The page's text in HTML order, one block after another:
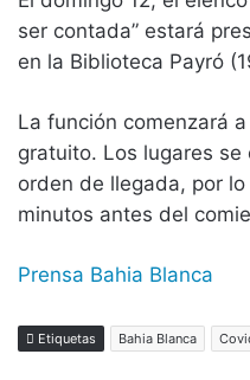
ser contada” estará
en la Biblioteca Payró
La función comenzará
gratuito. Los lugares
orden de llegada, por
minutos antes del
Prensa Bahia Blanca
Etiquetas Bahia Blanca